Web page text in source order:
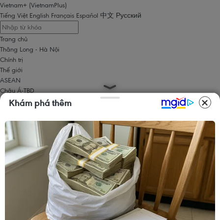
Vietnam+ (VietnamPlus)
Tiếng Việt English Français Español 中文 Русский
Trang chủ
Thăng Long - Hà Nội
Chính trị
Thế giới
ASEAN
Châu Á-TBD
Trung Đông
Châu Mỹ
Châu Phi
Kinh tế
Kinh doanh
Tài chính
Tín dụng nông thôn
Thông tin doanh nghiệp
Khám phá thêm